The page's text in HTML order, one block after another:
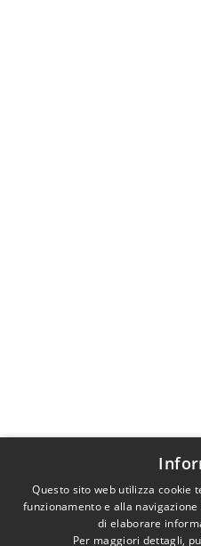
Questo sito web utilizza cookie
funzionamento e alla
di elaborare
Per maggiori dettagli,